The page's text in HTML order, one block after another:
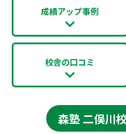
成績アップ事例
校舎の口コミ
森塾 二俣川